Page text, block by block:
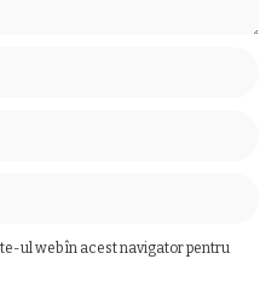
ul web în acest navigator pentru